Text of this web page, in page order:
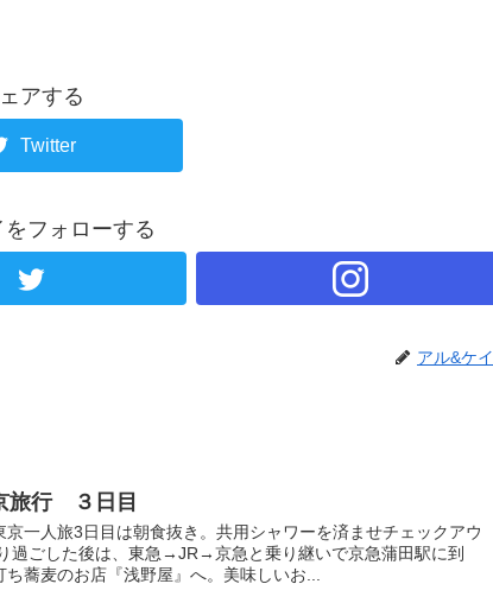
アする
Twitter
フォローする
アル&ケイ
旅行 ３日目
一人旅3日目は朝食抜き。共用シャワーを済ませチェックアウ
過ごした後は、東急→JR→京急と乗り継いで京急蒲田駅に到
蕎麦のお店『浅野屋』へ。美味しいお...